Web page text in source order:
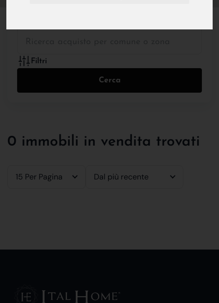
Filtri
Cerca
0 immobili in vendita trovati
15 Per Pagina Dal più recente